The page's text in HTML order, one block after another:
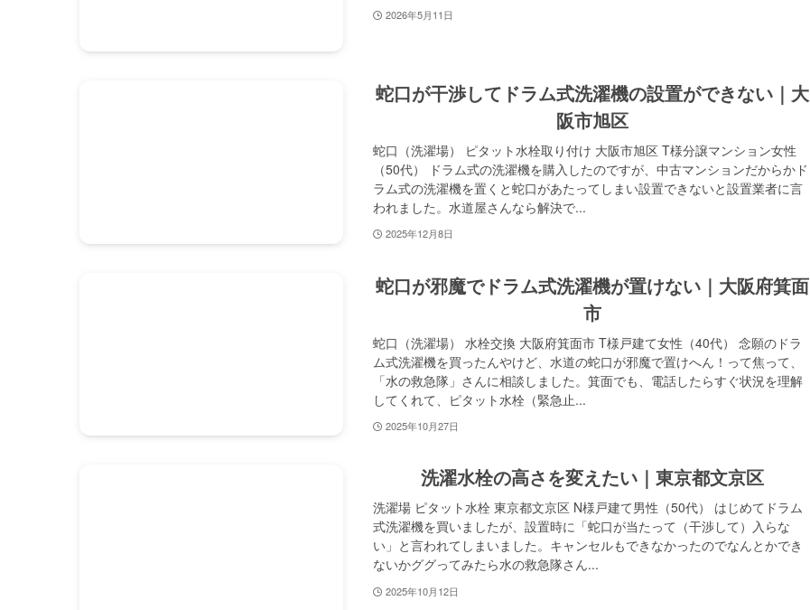
2026年5月11日
蛇口が干渉してドラム式洗濯機の設置ができない｜大
阪市旭区
蛇口（洗濯場） ピタット水栓取り付け 大阪市旭区 T様分譲マンション女性
（50代） ドラム式の洗濯機を購入したのですが、中古マンションだからかド
ラム式の洗濯機を置くと蛇口があたってしまい設置できないと設置業者に言
われました。水道屋さんなら解決で...
2025年12月8日
蛇口が邪魔でドラム式洗濯機が置けない｜大阪府箕面
市
蛇口（洗濯場） 水栓交換 大阪府箕面市 T様戸建て女性（40代） 念願のドラ
ム式洗濯機を買ったんやけど、水道の蛇口が邪魔で置けへん！って焦って、
「水の救急隊」さんに相談しました。箕面でも、電話したらすぐ状況を理解
してくれて、ピタット水栓（緊急止...
2025年10月27日
洗濯水栓の高さを変えたい｜東京都文京区
洗濯場 ピタット水栓 東京都文京区 N様戸建て男性（50代） はじめてドラム
式洗濯機を買いましたが、設置時に「蛇口が当たって（干渉して）入らな
い」と言われてしまいました。キャンセルもできなかったのでなんとかでき
ないかググってみたら水の救急隊さん...
2025年10月12日